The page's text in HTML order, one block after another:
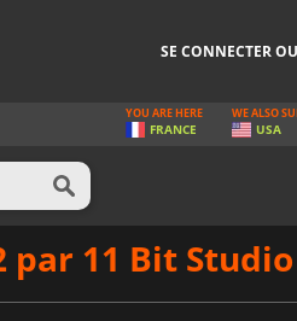
SE CONNECTER
YOU ARE HERE
FRANCE
WE ALSO
USA
par 11 Bit Studio